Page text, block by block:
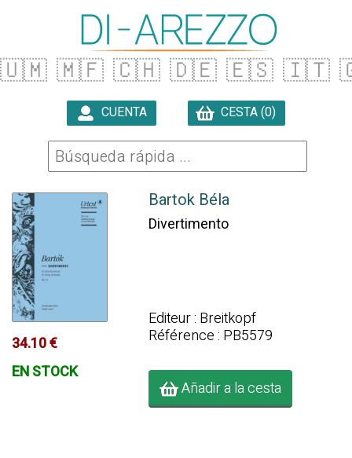
🇺🇲 🇲🇫 🇨🇭 🇩🇪 🇪🇸 🇮🇹
CUENTA CESTA (0)
34.10 €
EN STOCK
Bartok Béla
Divertimento
Editeur : Breitkopf
Référence : PB5579
Añadir a la cesta